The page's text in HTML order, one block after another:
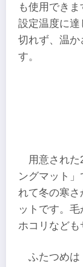
も使用できま
設定温度に
切れず、温
す。
用意された
ングマット
れて冬の寒さ
ットです。
ホコリなども
ふたつめは